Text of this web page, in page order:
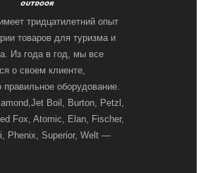
тридцатилетний опыт
товаров для туризма и
Из года в год, мы все
о своем клиенте,
правильное оборудование.
Boil, Burton, Petzl,
Fox, Atomic, Elan, Fischer,
Phenix, Superior, Welt —